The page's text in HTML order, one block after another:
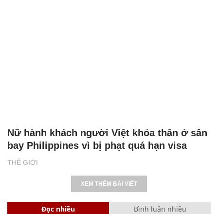
THẾ GIỚI
Nữ hành khách người Việt khỏa thân ở sân
bay Philippines vì bị phạt quá hạn visa
XEM THÊM BÀI VIẾT
Đọc nhiều Bình luận nhiều